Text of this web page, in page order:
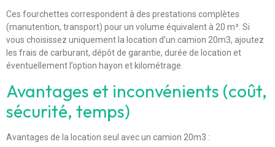
Ces fourchettes correspondent à des prestations complètes
(manutention, transport) pour un volume équivalent à 20 m³. Si
vous choisissez uniquement la location d’un camion 20m3, ajoutez
les frais de carburant, dépôt de garantie, durée de location et
éventuellement l’option hayon et kilométrage.
Avantages et inconvénients (coût,
sécurité, temps)
Avantages de la location seul avec un camion 20m3 :